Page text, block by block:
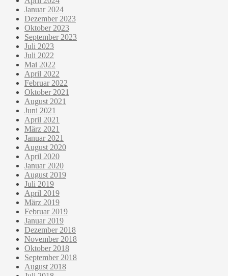
Januar 2024
Dezember 2023
Oktober 2023
September 2023
Juli 2023
Juli 2022
Mai 2022
April 2022
Februar 2022
Oktober 2021
August 2021
Juni 2021
April 2021
März 2021
Januar 2021
August 2020
April 2020
Januar 2020
August 2019
Juli 2019
April 2019
März 2019
Februar 2019
Januar 2019
Dezember 2018
November 2018
Oktober 2018
September 2018
August 2018